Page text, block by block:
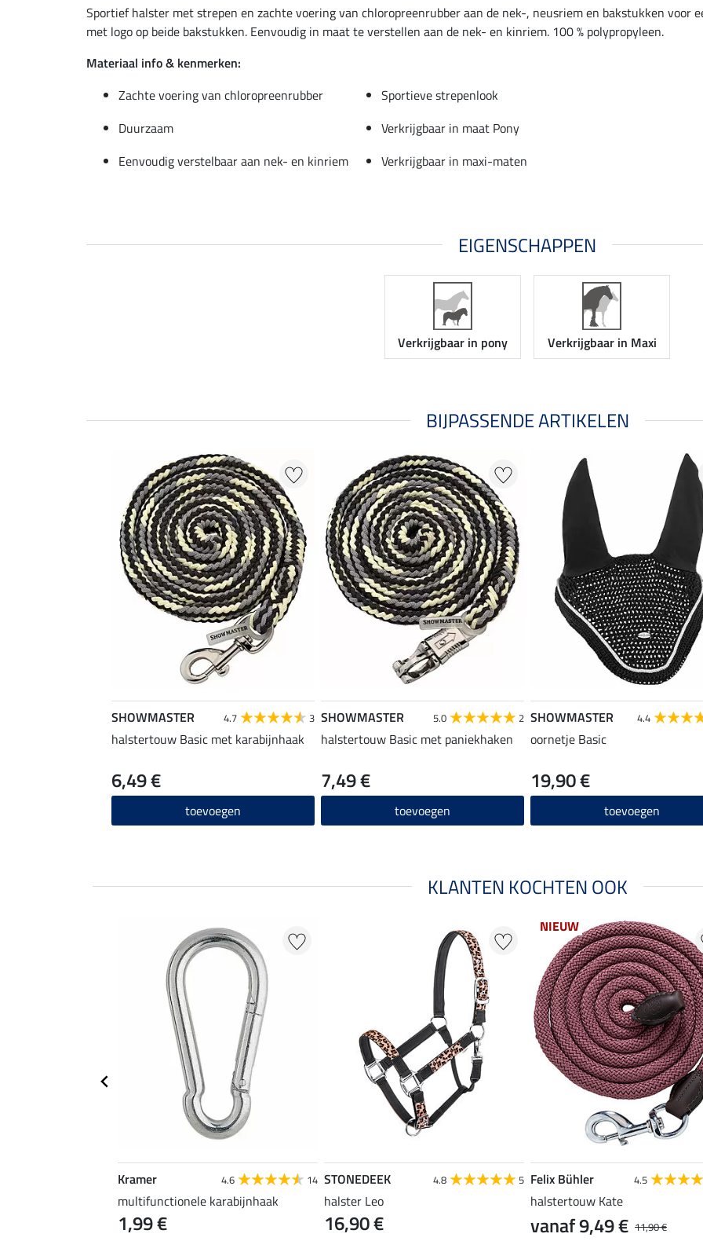
Sportief halster met strepen en zachte voering van chloropreenrubber aan de nek-, neusriem en bakstukken voor
met logo op beide bakstukken. Eenvoudig in maat te verstellen aan de nek- en kinriem. 100 % polypropyleen.
Materiaal info & kenmerken:
Zachte voering van chloropreenrubber
Sportieve strepenlook
Duurzaam
Verkrijgbaar in maat Pony
Eenvoudig verstelbaar aan nek- en kinriem
Verkrijgbaar in maxi-maten
EIGENSCHAPPEN
Verkrijgbaar in pony Verkrijgbaar in Maxi
BIJPASSENDE ARTIKELEN
SHOWMASTER 4.7 3
halstertouw Basic met karabijnhaak
6,49 €
toevoegen
SHOWMASTER 5.0 2
halstertouw Basic met paniekhaken
7,49 €
toevoegen
SHOWMASTER 4.4
oornetje Basic
19,90 €
toevoegen
KLANTEN KOCHTEN OOK
Kramer 4.6 14
multifunctionele karabijnhaak
1,99 €
STONEDEEK 4.8 5
halster Leo
16,90 €
NIEUW
Felix Bühler 4.5
halstertouw Kate
11,90 €
vanaf 9,49 €